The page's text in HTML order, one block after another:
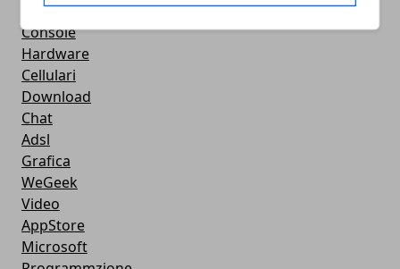
Google Maps
Console
Hardware
Cellulari
Download
Chat
Adsl
Grafica
WeGeek
Video
AppStore
Microsoft